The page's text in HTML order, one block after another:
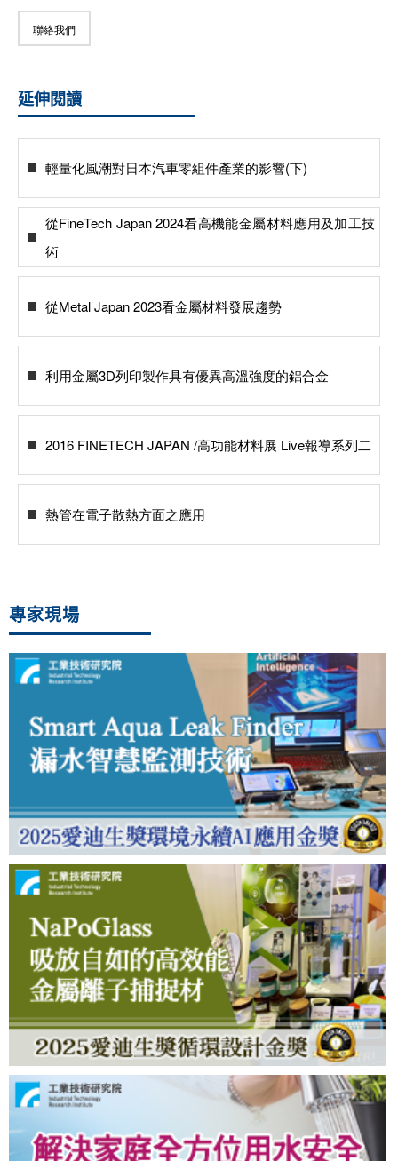
聯絡我們
延伸閱讀
輕量化風潮對日本汽車零組件產業的影響(下)
從FineTech Japan 2024看高機能金屬材料應用及加工技
術
從Metal Japan 2023看金屬材料發展趨勢
利用金屬3D列印製作具有優異高溫強度的鋁合金
2016 FINETECH JAPAN /高功能材料展 Live報導系列二
熱管在電子散熱方面之應用
專家現場